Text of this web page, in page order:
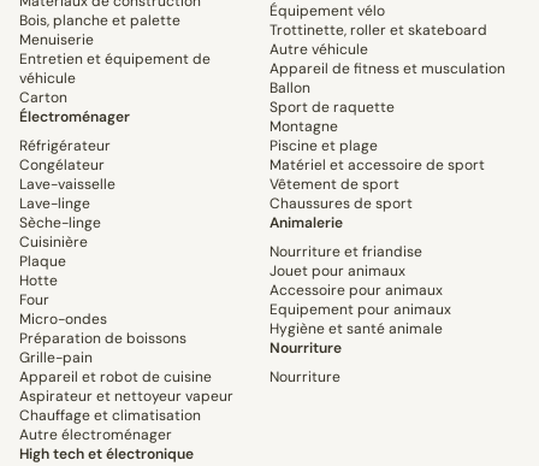
Bois, planche et palette
Menuiserie
Entretien et équipement de
véhicule
Carton
Électroménager
Réfrigérateur
Congélateur
Lave-vaisselle
Lave-linge
Sèche-linge
Cuisinière
Plaque
Hotte
Four
Micro-ondes
Préparation de boissons
Grille-pain
Appareil et robot de cuisine
Aspirateur et nettoyeur vapeur
Chauffage et climatisation
Autre électroménager
High tech et électronique
Équipement vélo
Trottinette, roller et skateboard
Autre véhicule
Appareil de fitness et musculation
Ballon
Sport de raquette
Montagne
Piscine et plage
Matériel et accessoire de sport
Vêtement de sport
Chaussures de sport
Animalerie
Nourriture et friandise
Jouet pour animaux
Accessoire pour animaux
Equipement pour animaux
Hygiène et santé animale
Nourriture
Nourriture